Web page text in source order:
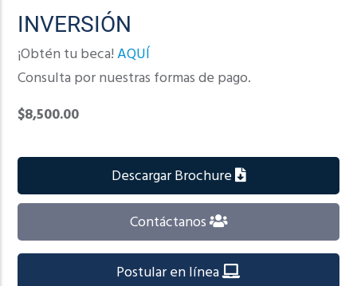
INVERSIÓN
¡Obtén tu beca!AQUÍ
Consulta por nuestras formas de pago.
$8,500.00
Descargar Brochure
Contáctanos
Postular en línea